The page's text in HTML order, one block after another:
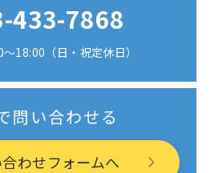
433-7868
18:00（日・祝定休日）
問い合わせる
わせフォームへ